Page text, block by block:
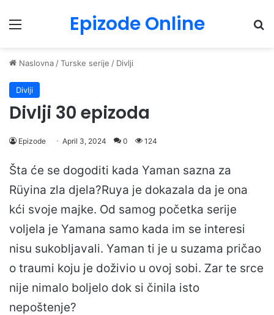
Menu Epizode Online
Naslovna /Turske serije / Divlji
Divlji
Divlji 30 epizoda
Epizode April 3, 2024 0 124
Šta će se dogoditi kada Yaman sazna za
Rüyina zla djela?Ruya je dokazala da je ona
kći svoje majke. Od samog početka serije
voljela je Yamana samo kada im se interesi
nisu sukobljavali. Yaman ti je u suzama pričao
o traumi koju je doživio u ovoj sobi. Zar te srce
nije nimalo boljelo dok si činila isto
nepoštenje?